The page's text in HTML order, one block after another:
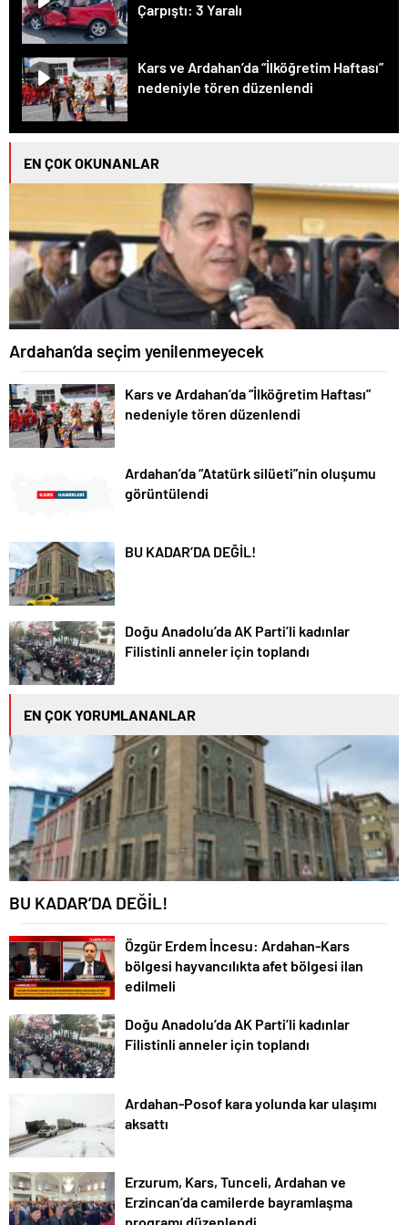
Çarpıştı: 3 Yaralı
Kars ve Ardahan’da “İlköğretim Haftası”
nedeniyle tören düzenlendi
EN ÇOK OKUNANLAR
Ardahan’da seçim yenilenmeyecek
Kars ve Ardahan’da “İlköğretim Haftası”
nedeniyle tören düzenlendi
Ardahan’da “Atatürk silüeti”nin oluşumu
görüntülendi
BU KADAR’DA DEĞİL!
Doğu Anadolu’da AK Parti’li kadınlar
Filistinli anneler için toplandı
EN ÇOK YORUMLANANLAR
BU KADAR’DA DEĞİL!
Özgür Erdem İncesu: Ardahan-Kars
bölgesi hayvancılıkta afet bölgesi ilan
edilmeli
Doğu Anadolu’da AK Parti’li kadınlar
Filistinli anneler için toplandı
Ardahan-Posof kara yolunda kar ulaşımı
aksattı
Erzurum, Kars, Tunceli, Ardahan ve
Erzincan’da camilerde bayramlaşma